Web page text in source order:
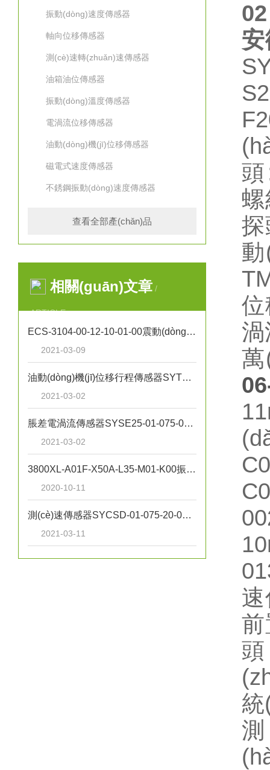
振動(dòng)速度傳感器
軸向位移傳感器
測(cè)速轉(zhuǎn)速傳感器
油箱油位傳感器
振動(dòng)溫度傳感器
電渦流位移傳感器
油動(dòng)機(jī)位移傳感器
磁電式速度傳感器
不銹鋼振動(dòng)速度傳感器
查看全部產(chǎn)品
相關(guān)文章 /
ARTICLE
ECS-3104-00-12-10-01-00震動(dòng)探頭
2021-03-09
油動(dòng)機(jī)位移行程傳感器SYTD1-01-200-01-20-01
2021-03-02
脹差電渦流傳感器SYSE25-01-075-03-01-02-01
2021-03-02
3800XL-A01F-X50A-L35-M01-K00振動(dòng)探頭
2020-10-11
測(cè)速傳感器SYCSD-01-075-20-01-05-02
2021-03-11
02
探
位
前